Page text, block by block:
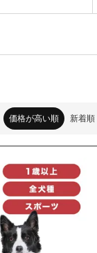
価格が高い順 新着順